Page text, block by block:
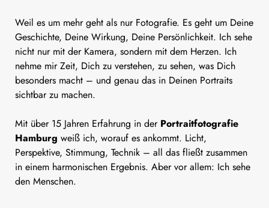
Weil es um mehr geht als nur Fotografie. Es geht um Deine
Geschichte, Deine Wirkung, Deine Persönlichkeit. Ich sehe
nicht nur mit der Kamera, sondern mit dem Herzen. Ich
nehme mir Zeit, Dich zu verstehen, zu sehen, was Dich
besonders macht – und genau das in Deinen Portraits
sichtbar zu machen.
Mit über 15 Jahren Erfahrung in der Portraitfotografie
Hamburg weiß ich, worauf es ankommt. Licht,
Perspektive, Stimmung, Technik – all das fließt zusammen
in einem harmonischen Ergebnis. Aber vor allem: Ich sehe
den Menschen.